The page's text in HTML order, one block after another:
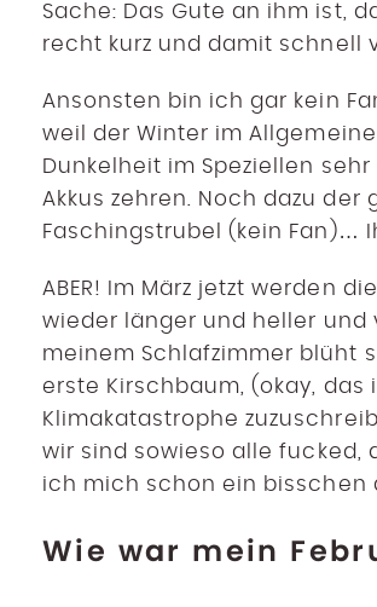
Sache: Das Gute an ihm ist,
recht kurz und damit schnell
Ansonsten bin ich gar kein
weil der Winter im
Dunkelheit im Speziellen
Akkus zehren. Noch dazu der
Faschingstrubel (kein Fan)…
ABER! Im März jetzt werden
wieder länger und heller und
meinem Schlafzimmer blüht
erste Kirschbaum, (okay, das
Klimakatastrophe
wir sind sowieso alle fucked,
ich mich schon ein bisschen
Wie war mein